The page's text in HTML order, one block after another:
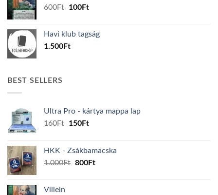
600Ft
Original
600Ft.
100FtCurrent
100Ft.
Havi klub tagság
1.500Ft
BEST SELLERS
Ultra Pro - kártya mappa lap
160Ft
Original
160Ft.
150FtCurrent
150Ft.
HKK - Zsákbamacska
1.000Ft Original
800FtCurrent
Villein